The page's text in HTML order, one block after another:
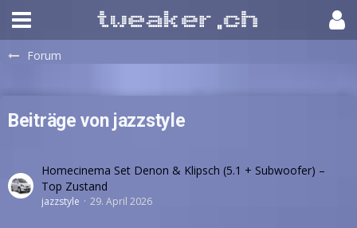
Forum
Beiträge von jazzstyle
Homecinema Set Denon & Klipsch (5.1 + Subwoofer) –
Top Zustand
jazzstyle 29. April 2026